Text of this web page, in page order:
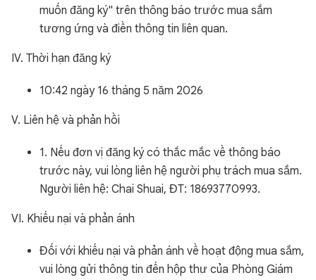
muốn đăng ký" trên thông báo trước mua sắm
tương ứng và điền thông tin liên quan.
IV. Thời hạn đăng ký
10:42 ngày 16 tháng 5 năm 2026
V. Liên hệ và phản hồi
1. Nếu đơn vị đăng ký có thắc mắc về thông báo
trước này, vui lòng liên hệ người phụ trách mua sắm.
Người liên hệ: Chai Shuai, ĐT: 18693770993.
VI. Khiếu nại và phản ánh
Đối với khiếu nại và phản ánh về hoạt động mua sắm,
vui lòng gửi thông tin đến hộp thư của Phòng Giám